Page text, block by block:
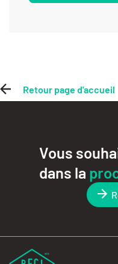
Retour page d'accueil
Vous
dans la